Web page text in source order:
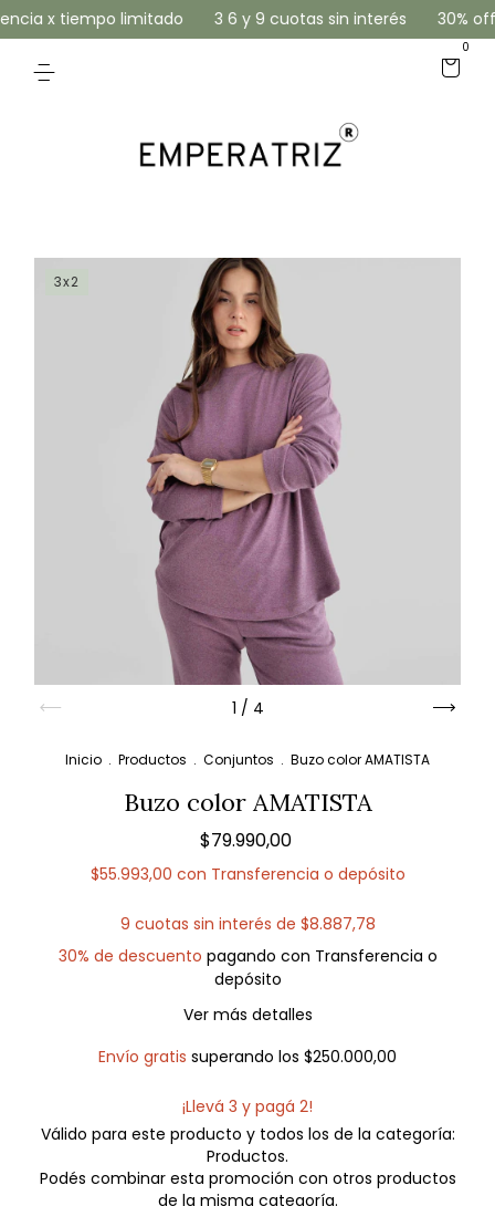
x tiempo limitado 3 6 y 9 cuotas sin interés 30% off
0
3x2
1 / 4
Inicio . Productos . Conjuntos . Buzo color AMATISTA
Buzo color AMATISTA
$79.990,00
$55.993,00 con Transferencia o depósito
9 cuotas sin interés de $8.887,78
30% de descuento pagando con Transferencia o
depósito
Ver más detalles
Envío gratis superando los $250.000,00
¡Llevá 3 y pagá 2!
Válido para este producto y todos los de la categoría:
Productos.
Podés combinar esta promoción con otros productos
de la misma categoría.